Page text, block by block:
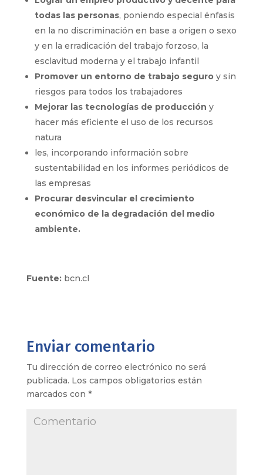
todas las personas, poniendo especial énfasis
en la no discriminación en base a origen o sexo
y en la erradicación del trabajo forzoso, la
esclavitud moderna y el trabajo infantil
Promover un entorno de trabajo seguro y sin
riesgos para todos los trabajadores
Mejorar las tecnologías de producción y
hacer más eficiente el uso de los recursos
natura
les, incorporando información sobre
sustentabilidad en los informes periódicos de
las empresas
Procurar desvincular el crecimiento
económico de la degradación del medio
ambiente.
Fuente: bcn.cl
Enviar comentario
Tu dirección de correo electrónico no será
publicada. Los campos obligatorios están
marcados con *